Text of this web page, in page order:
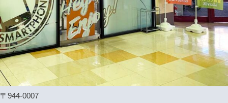
〒944-0007